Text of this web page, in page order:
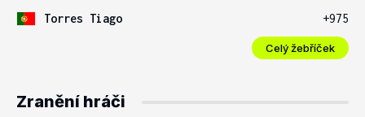
Torres Tiago
+975
Celý žebříček
Zranění hráči